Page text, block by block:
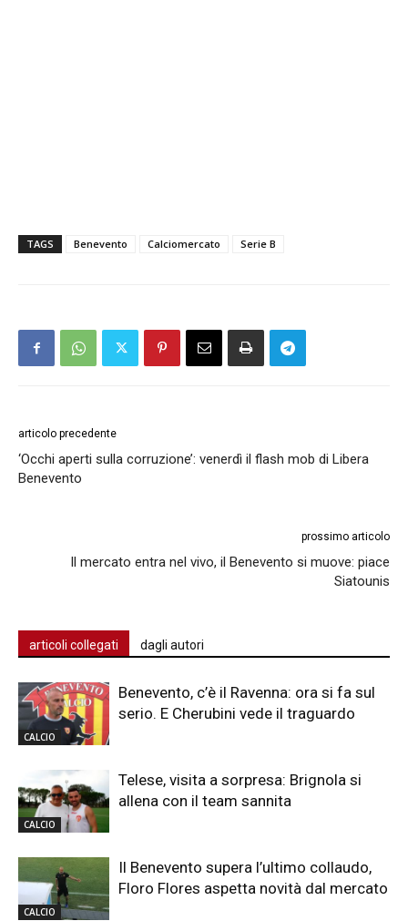
TAGS Benevento Calciomercato Serie B
articolo precedente
‘Occhi aperti sulla corruzione’: venerdì il flash mob di Libera
Benevento
prossimo articolo
Il mercato entra nel vivo, il Benevento si muove: piace
Siatounis
articoli collegati dagli autori
CALCIO
Benevento, c’è il Ravenna: ora si fa sul
serio. E Cherubini vede il traguardo
CALCIO
Telese, visita a sorpresa: Brignola si
allena con il team sannita
CALCIO
Il Benevento supera l’ultimo collaudo,
Floro Flores aspetta novità dal mercato